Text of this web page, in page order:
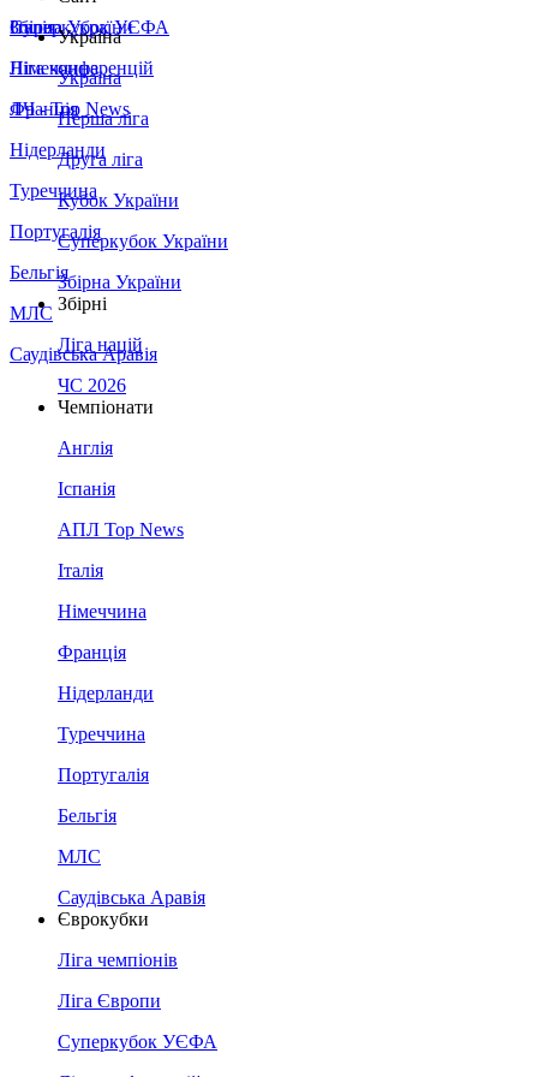
Збірна України
Італія
Німеччина
Франція
Нідерланди
Туреччина
Португалія
Бельгія
МЛС
Саудівська Аравія
Суперкубок УЄФА
Ліга конференцій
ЛЧ - Top News
Україна
Україна
Перша ліга
Друга ліга
Кубок України
Суперкубок України
Збірна України
Збірні
Ліга націй
ЧС 2026
Чемпіонати
Англія
Іспанія
АПЛ Top News
Італія
Німеччина
Франція
Нідерланди
Туреччина
Португалія
Бельгія
МЛС
Саудівська Аравія
Єврокубки
Ліга чемпіонів
Ліга Європи
Суперкубок УЄФА